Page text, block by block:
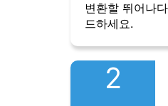
변환할 뛰어나
드하세요.
2